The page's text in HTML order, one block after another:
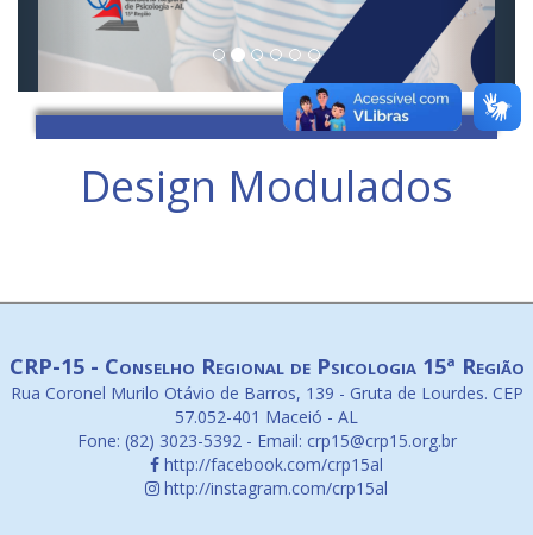
Design Modulados
CRP-15 - Conselho Regional de Psicologia 15ª Região
Rua Coronel Murilo Otávio de Barros, 139 - Gruta de Lourdes. CEP
57.052-401 Maceió - AL
Fone: (82) 3023-5392 - Email: crp15@crp15.org.br
http://facebook.com/crp15al
http://instagram.com/crp15al